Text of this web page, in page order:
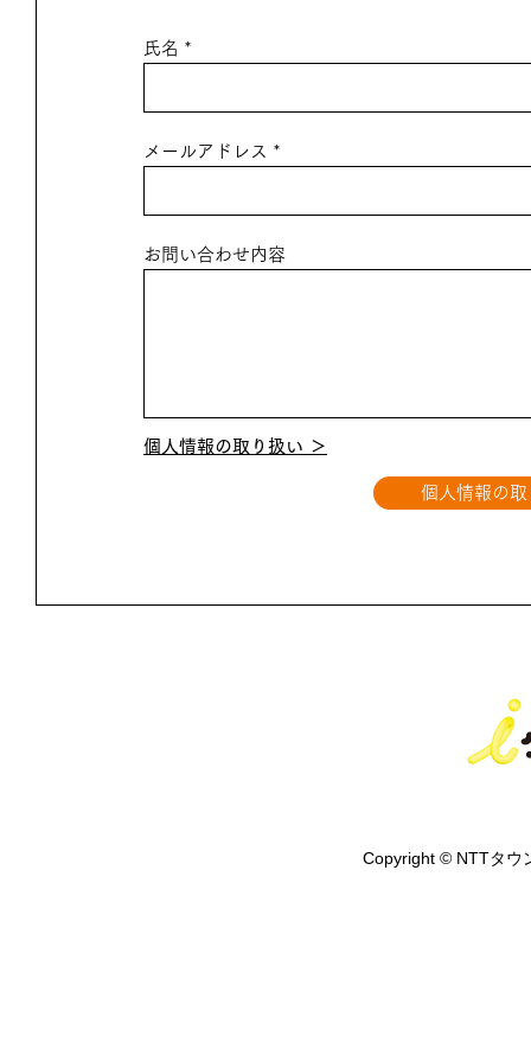
氏名
メールアドレス
お問い合わせ内容
個人情報の取り扱い ＞
個人情報の
Copyright © NTTタウ